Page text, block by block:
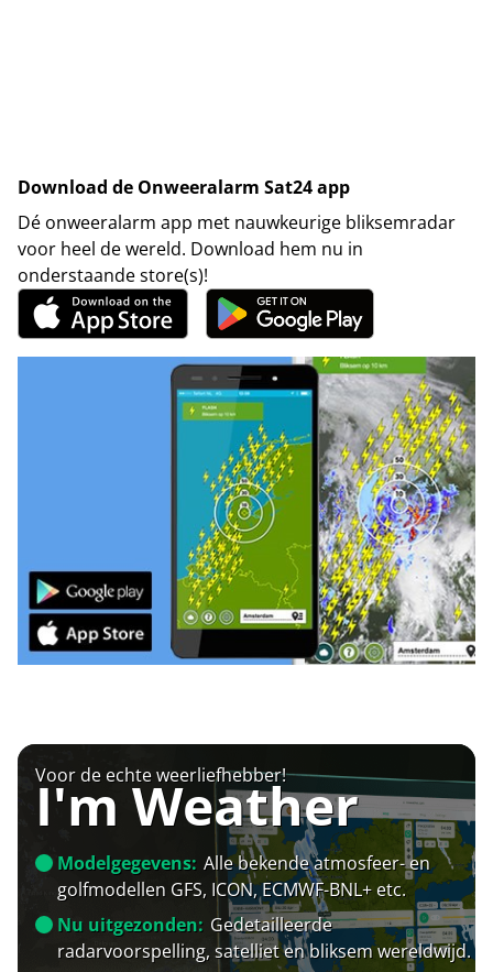
Download de Onweeralarm Sat24 app
Dé onweeralarm app met nauwkeurige bliksemradar
voor heel de wereld. Download hem nu in
onderstaande store(s)!
Voor de echte weerliefhebber!
I'm Weather
Modelgegevens: Alle bekende atmosfeer- en
golfmodellen GFS, ICON, ECMWF-BNL+ etc.
Nu uitgezonden: Gedetailleerde
radarvoorspelling, satelliet en bliksem wereldwijd.